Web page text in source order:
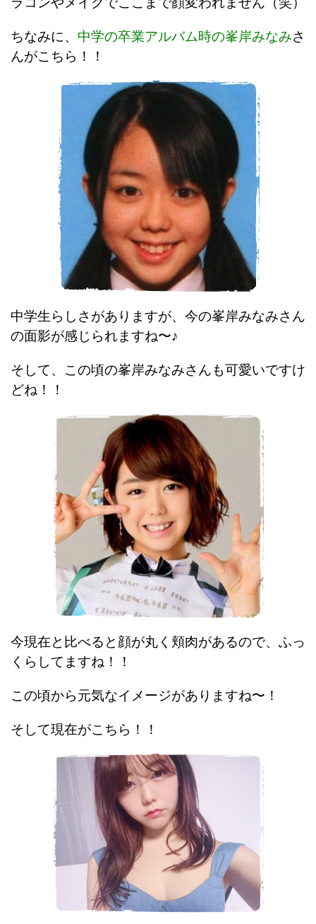
ちなみに、 中学の卒業アルバム時の峯岸みなみさ
んがこちら！！
中学生らしさがありますが、今の峯岸みなみさん
の面影が感じられますね〜♪
そして、この頃の峯岸みなみさんも可愛いですけ
どね！！
今現在と比べると顔が丸く頬肉があるので、ふっ
くらしてますね！！
この頃から元気なイメージがありますね〜！
そして現在がこちら！！